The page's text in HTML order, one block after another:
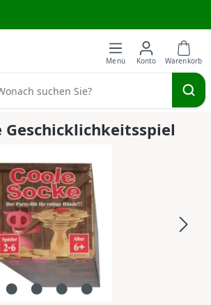
Geschicklichkeitsspiel